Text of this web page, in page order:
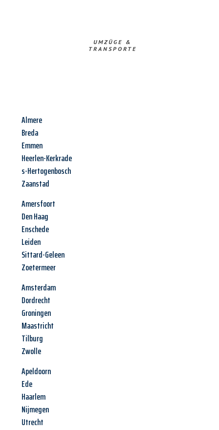
UMZÜGE &
TRANSPORTE
Almere
Breda
Emmen
Heerlen-Kerkrade
s-Hertogenbosch
Zaanstad
Amersfoort
Den Haag
Enschede
Leiden
Sittard-Geleen
Zoetermeer
Amsterdam
Dordrecht
Groningen
Maastricht
Tilburg
Zwolle
Apeldoorn
Ede
Haarlem
Nijmegen
Utrecht